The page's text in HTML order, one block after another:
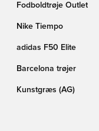
Fodboldtrøje Outlet
Nike Tiempo
adidas F50 Elite
Barcelona trøjer
Kunstgræs (AG)